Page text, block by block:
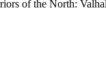
of the North: